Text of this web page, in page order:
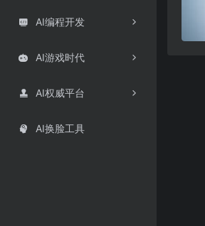
 AI编程开发
 AI游戏时代
 AI权威平台
 AI换脸工具